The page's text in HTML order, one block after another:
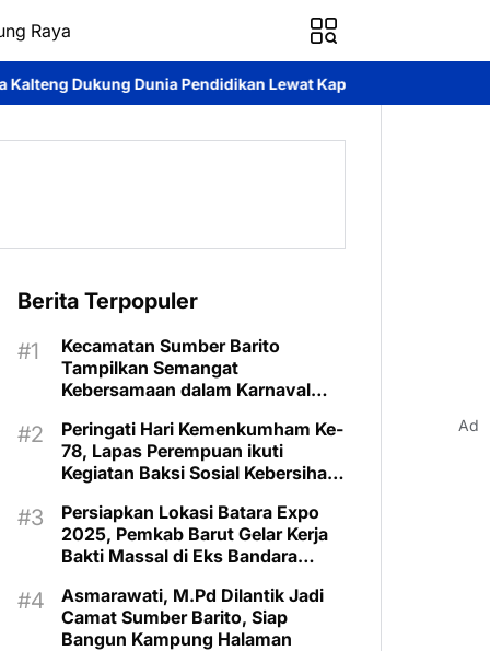
Raya
Lewat Kapal Melek Huruf KP XVIII-1002 Di Pegatan
Berita Terpopuler
Kecamatan Sumber Barito
Tampilkan Semangat
Kebersamaan dalam Karnaval
Peringati Hari Kemenkumham Ke-
78, Lapas Perempuan ikuti
Kegiatan Baksi Sosial Kebersihan
Persiapkan Lokasi Batara Expo
2025, Pemkab Barut Gelar Kerja
Bakti Massal di Eks Bandara
Asmarawati, M.Pd Dilantik Jadi
Camat Sumber Barito, Siap
Bangun Kampung Halaman
Ad